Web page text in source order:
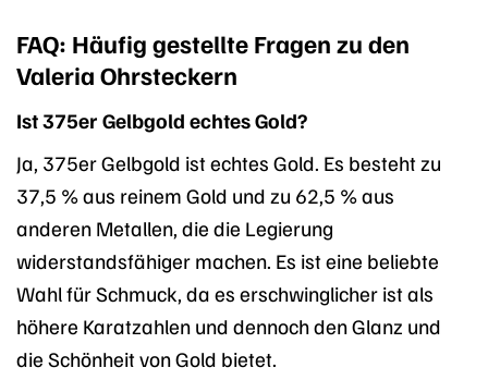
FAQ: Häufig gestellte Fragen zu den
Valeria Ohrsteckern
Ist 375er Gelbgold echtes Gold?
Ja, 375er Gelbgold ist echtes Gold. Es besteht zu
37,5 % aus reinem Gold und zu 62,5 % aus
anderen Metallen, die die Legierung
widerstandsfähiger machen. Es ist eine beliebte
Wahl für Schmuck, da es erschwinglicher ist als
höhere Karatzahlen und dennoch den Glanz und
die Schönheit von Gold bietet.